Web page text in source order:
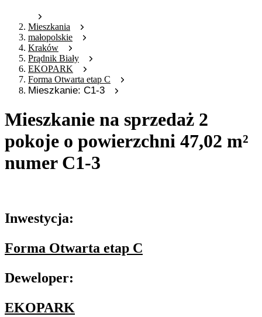
Mieszkania
małopolskie
Kraków
Prądnik Biały
EKOPARK
Forma Otwarta etap C
Mieszkanie: C1-3
Mieszkanie na sprzedaż 2
pokoje o powierzchni 47,02 m²
numer C1-3
Inwestycja:
Forma Otwarta etap C
Deweloper:
EKOPARK